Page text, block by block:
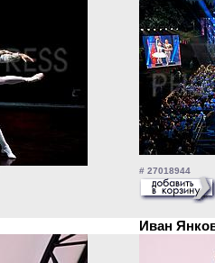
# 27018944
Иван